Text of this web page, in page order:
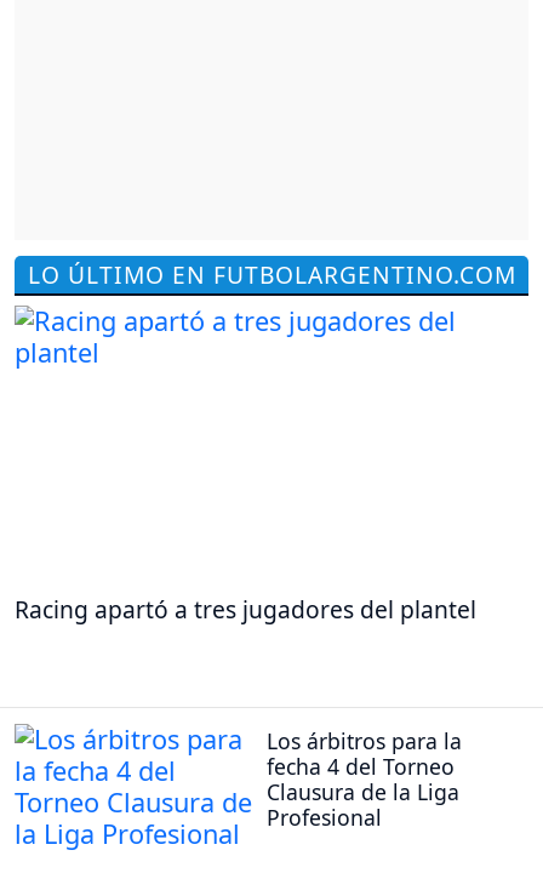
LO ÚLTIMO EN FUTBOLARGENTINO.COM
Racing apartó a tres jugadores del plantel
Los árbitros para la
fecha 4 del Torneo
Clausura de la Liga
Profesional